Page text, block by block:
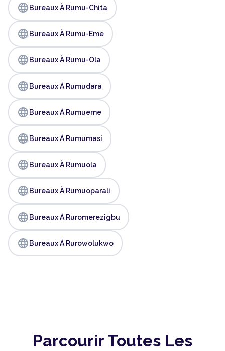
language Bureaux À Rumu-Chita
language Bureaux À Rumu-Eme
language Bureaux À Rumu-Ola
language Bureaux À Rumudara
language Bureaux À Rumueme
language Bureaux À Rumumasi
language Bureaux À Rumuola
language Bureaux À Rumuoparali
language Bureaux À Ruromerezigbu
language Bureaux À Rurowolukwo
Parcourir Toutes Les